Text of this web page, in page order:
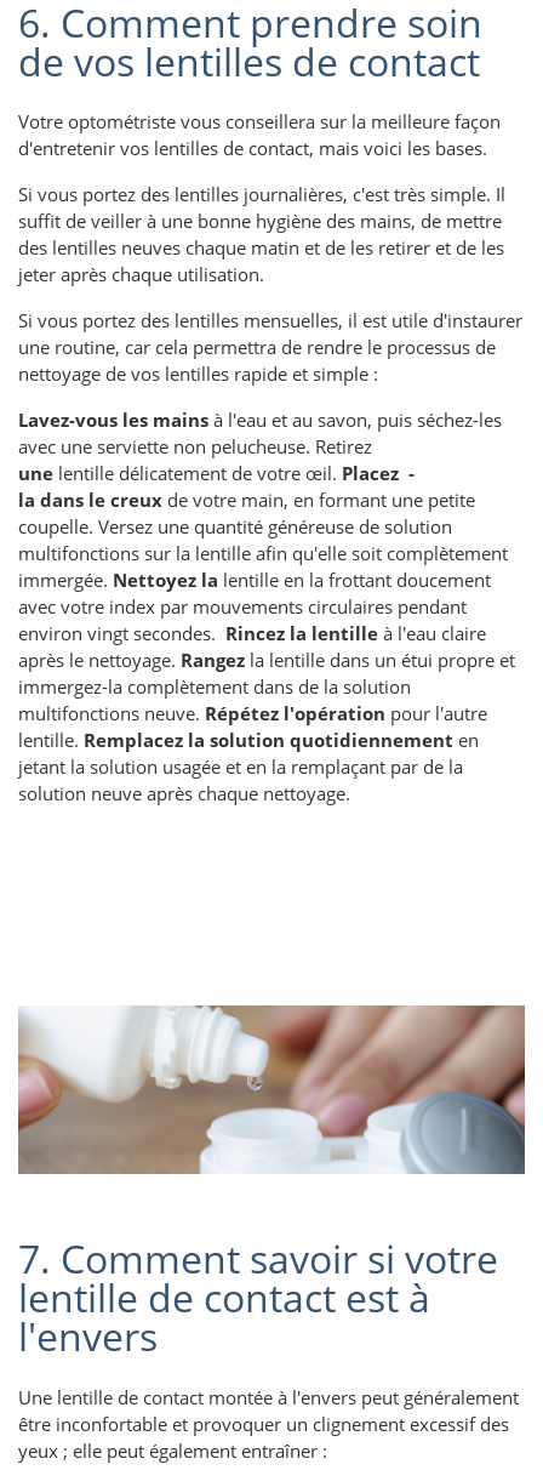
6. Comment prendre soin
de vos lentilles de contact
Votre optométriste vous conseillera sur la meilleure façon
d'entretenir vos lentilles de contact, mais voici les bases.
Si vous portez des lentilles journalières, c'est très simple. Il
suffit de veiller à une bonne hygiène des mains, de mettre
des lentilles neuves chaque matin et de les retirer et de les
jeter après chaque utilisation.
Si vous portez des lentilles mensuelles, il est utile d'instaurer
une routine, car cela permettra de rendre le processus de
nettoyage de vos lentilles rapide et simple :
Lavez-vous les mains à l'eau et au savon, puis séchez-les
avec une serviette non pelucheuse. Retirez
une lentille délicatement de votre œil. Placez -
la dans le creux de votre main, en formant une petite
coupelle. Versez une quantité généreuse de solution
multifonctions sur la lentille afin qu'elle soit complètement
immergée. Nettoyez la lentille en la frottant doucement
avec votre index par mouvements circulaires pendant
environ vingt secondes. Rincez la lentille à l'eau claire
après le nettoyage. Rangez la lentille dans un étui propre et
immergez-la complètement dans de la solution
multifonctions neuve. Répétez l'opération pour l'autre
lentille. Remplacez la solution quotidiennement en
jetant la solution usagée et en la remplaçant par de la
solution neuve après chaque nettoyage.
7. Comment savoir si votre
lentille de contact est à
l'envers
Une lentille de contact montée à l'envers peut généralement
être inconfortable et provoquer un clignement excessif des
yeux ; elle peut également entraîner :